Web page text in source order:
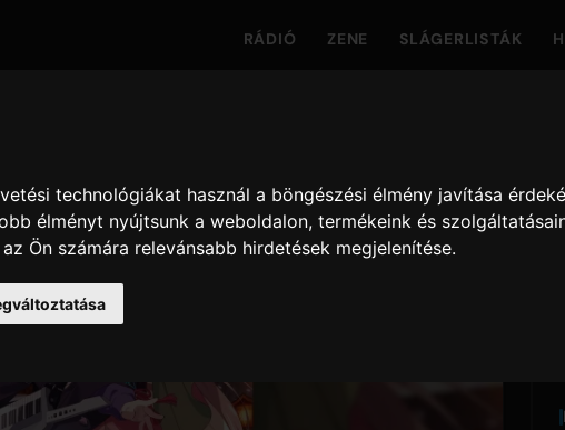
technológiákat használ a böngészési élmény javítása
élményt nyújtsunk a weboldalon,termékeink és
az Ön számára relevánsabb hirdetések megjelenítése.
RÁDIÓ ZENE SLÁGERLISTÁK